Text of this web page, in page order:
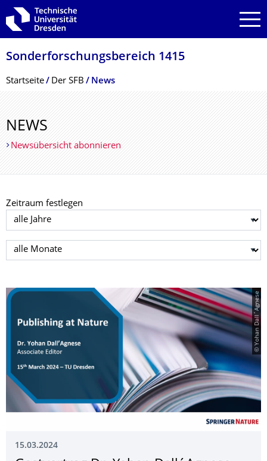
Zur Hauptnavigation springen
Zur Suche springen
Zum Inhalt springen
Sonderforschungs­bereich 1415
Breadcrumb-Menü
Startseite Der SFB News
NEWS
Newsübersicht abonnieren
Zeitraum festlegen
Jahr auswählen
Monat auswählen
© Yohan Dall´Agnese
15.03.2024